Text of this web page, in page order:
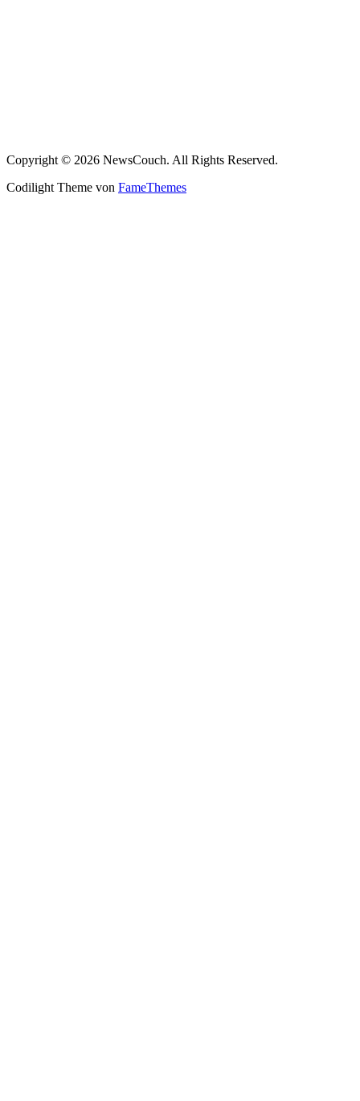
Copyright © 2026 NewsCouch. All Rights Reserved.
Codilight Theme von FameThemes